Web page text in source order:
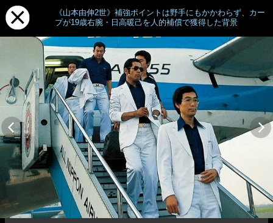
《山本由伸2世》補強ポイントは野手にもかかわらず、カー
プが19歳右腕・日高暖己を人的補償で獲得した背景